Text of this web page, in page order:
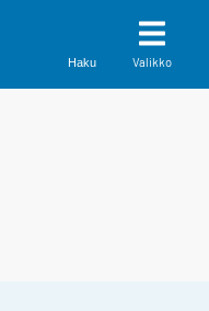
Haku Valikko